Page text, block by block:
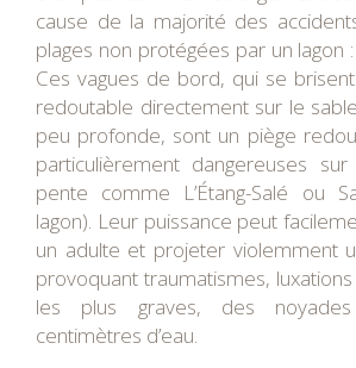
cause de la majorité des
plages non protégées par un lagon
Ces vagues de bord, qui se
redoutable directement sur le
peu profonde, sont un piège
particulièrement dangereuses
pente comme L’Étang-Salé ou
lagon). Leur puissance peut
un adulte et projeter violemment
provoquant traumatismes,
les plus graves, des
centimètres d’eau.